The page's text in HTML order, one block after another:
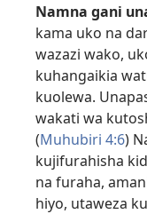
Namna gani
kama uko na
wazazi wako,
kuhangaikia
kuolewa.
wakati wa
(Muhubiri 4:6)
kujifurahisha
na furaha,
hiyo, utaweza